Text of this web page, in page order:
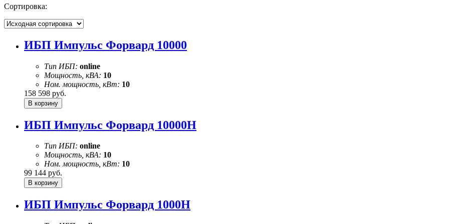
Сортировка:
ИБП Импульс Форвард 10000
Тип ИБП: online
Мощность, кВА: 10
Ном. мощность, кВт: 10
158 598 руб.
ИБП Импульс Форвард 10000Н
Тип ИБП: online
Мощность, кВА: 10
Ном. мощность, кВт: 10
99 144 руб.
ИБП Импульс Форвард 1000Н